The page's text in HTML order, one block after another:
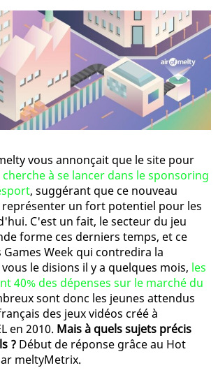
vous annonçait que le site pour
à se lancer dans le sponsoring
, suggérant que ce nouveau
un fort potentiel pour les
C'est un fait, le secteur du jeu
forme ces derniers temps, et ce
Games Week qui contredira la
le disions il y a quelques mois, les
40% des dépenses sur le marché du
sont donc les jeunes attendus
des jeux vidéos créé à
en 2010. Mais à quels sujets précis
? Début de réponse grâce au Hot
meltyMetrix.